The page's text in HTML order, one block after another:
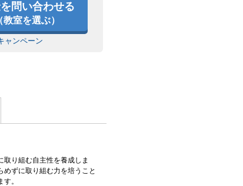
問い合わせる
（教室を選ぶ）
取り組む自主性を養成しま
めずに取り組む力を培うこと
。